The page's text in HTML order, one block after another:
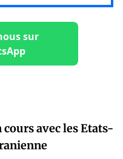
sur
avec les Etats-